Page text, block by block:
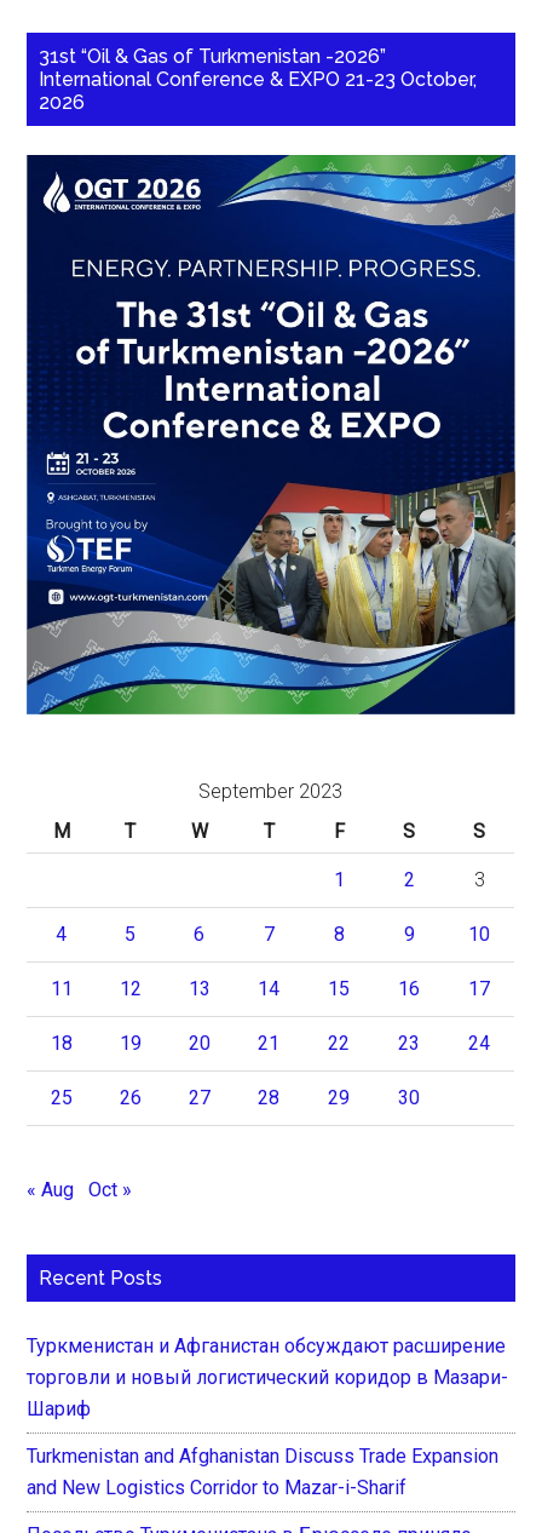
31st “Oil & Gas of Turkmenistan -2026”
International Conference & EXPO 21-23 October,
2026
September 2023
M
T W T F S S
1 2 3
4 5 6 7 8 9 10
11 12 13 14 15 16 17
18 19 20 21 22 23 24
25 26 27 28 29 30
« Aug Oct »
Recent Posts
Туркменистан и Афганистан обсуждают расширение
торговли и новый логистический коридор в Мазари-
Шариф
Turkmenistan and Afghanistan Discuss Trade Expansion
and New Logistics Corridor to Mazar-i-Sharif